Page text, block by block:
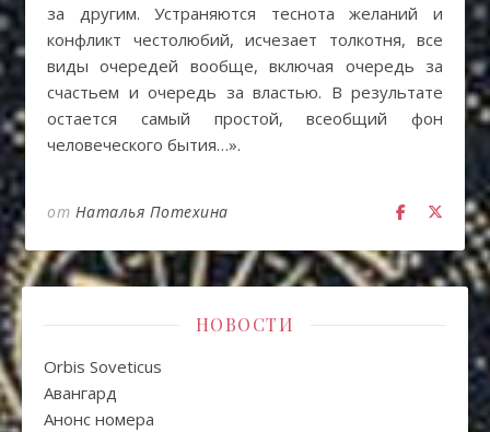
за другим. Устраняются теснота желаний и
конфликт честолюбий, исчезает толкотня, все
виды очередей вообще, включая очередь за
счастьем и очередь за властью. В результате
остается самый простой, всеобщий фон
человеческого бытия…».
от Наталья Потехина
НОВОСТИ
Orbis Soveticus
Авангард
Анонс номера